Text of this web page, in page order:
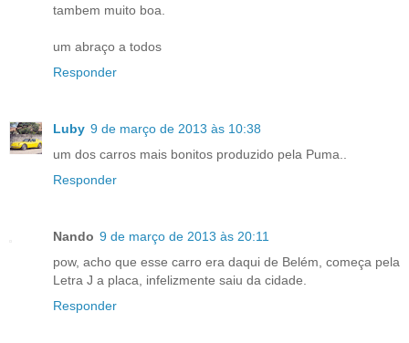
tambem muito boa.
um abraço a todos
Responder
Luby 9 de março de 2013 às 10:38
um dos carros mais bonitos produzido pela Puma..
Responder
Nando 9 de março de 2013 às 20:11
pow, acho que esse carro era daqui de Belém, começa pela
Letra J a placa, infelizmente saiu da cidade.
Responder